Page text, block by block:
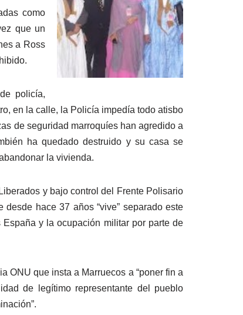
como
que un
a Ross
policía,
en la calle, la Policía impedía todo atisbo
de seguridad marroquíes han agredido a
ha quedado destruido y su casa se
la vivienda.
y bajo control del Frente Polisario
hace 37 años “vive” separado este
España y la ocupación militar por parte de
ONU que insta a Marruecos a “poner fin a
de legítimo representante del pueblo